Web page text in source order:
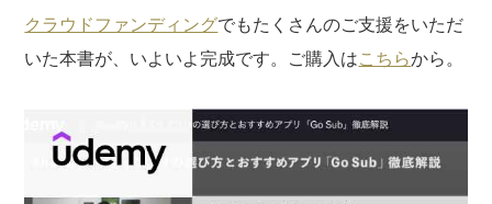
クラウドファンディングでもたくさんのご支援をいただ
いた本書が、いよいよ完成です。ご購入はこちらから。